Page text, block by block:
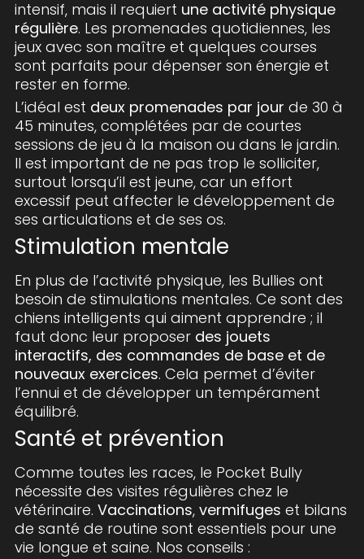
intensif, mais il requiert une activité physique
régulière. Les promenades quotidiennes, les
jeux avec son maître et quelques courses
sont parfaits pour dépenser son énergie et
rester en forme.
L’idéal est deux promenades par jour de 30 à
45 minutes, complétées par de courtes
sessions de jeu à la maison ou dans le jardin.
Il est important de ne pas trop le solliciter,
surtout lorsqu’il est jeune, car un effort
excessif peut affecter le développement de
ses articulations et de ses os.
Stimulation mentale
En plus de l’activité physique, les Bullies ont
besoin de stimulations mentales. Ce sont des
chiens intelligents qui aiment apprendre ; il
faut donc leur proposer des jouets
interactifs, des commandes de base et de
nouveaux exercices. Cela permet d’éviter
l’ennui et de développer un tempérament
équilibré.
Santé et prévention
Comme toutes les races, le Pocket Bully
nécessite des visites régulières chez le
vétérinaire. Vaccinations, vermifuges et bilans
de santé de routine sont essentiels pour une
vie longue et saine. Nos conseils :